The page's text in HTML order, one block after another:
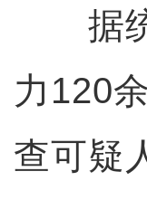
据统
力120
查可疑